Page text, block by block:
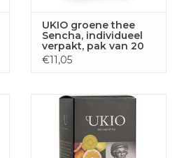
UKIO groene thee
Sencha, individueel
verpakt, pak van 20
stuks
€11,05